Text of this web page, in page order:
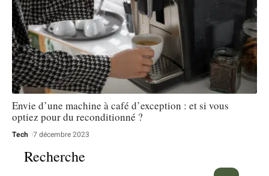
Envie d’une machine à café d’exception : et si vous
optiez pour du reconditionné ?
Tech 7 décembre 2023
Recherche